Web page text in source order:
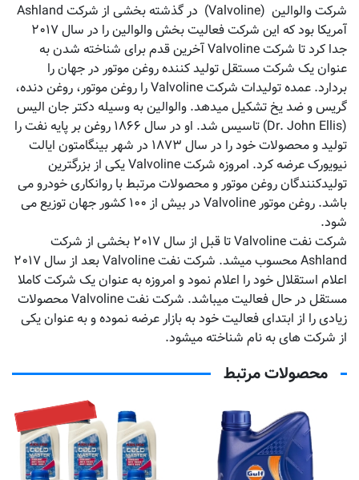
شرکت والوالین (Valvoline) در گذشته بخشی از شرکت Ashland
آمریکا بود که این شرکت فعالیت بخش والوالین را در سال ۲۰۱۷
جدا کرد تا شرکت Valvoline آخرین قدم برای شناخته شدن به
عنوان یک شرکت مستقل تولید کننده روغن موتور در جهان را
بردارد. عمده تولیدات شرکت Valvoline را روغن موتور، روغن دنده،
گریس و ضد یخ تشکیل میدهد. والوالین به وسیله دکتر جان الیس
(Dr. John Ellis) تاسیس شد. او در سال ۱۸۶۶ روغن بر پایه نفت را
تولید و محصولات خود را در سال ۱۸۷۳ در شهر بینگامتون ایالت
نیویورک عرضه کرد. امروزه شرکت Valvoline یکی از بزرگترین
تولیدکنندگان روغن موتور و محصولات مرتبط با روانکاری خودرو می
باشد. روغن موتور Valvoline در بیش از ۱۰۰ کشور جهان توزیع می
شود.
شرکت نفت Valvoline تا قبل از سال ۲۰۱۷ بخشی از شرکت
Ashland محسوب میشد. شرکت نفت Valvoline بعد از سال ۲۰۱۷
اعلام استقلال خود را اعلام نمود و امروزه به عنوان یک شرکت کاملا
مستقل در حال فعالیت میباشد. شرکت نفت Valvoline محصولات
زیادی را از ابتدای فعالیت خود به بازار عرضه نموده و به عنوان یکی
از شرکت های به نام شناخته میشود.
محصولات مرتبط